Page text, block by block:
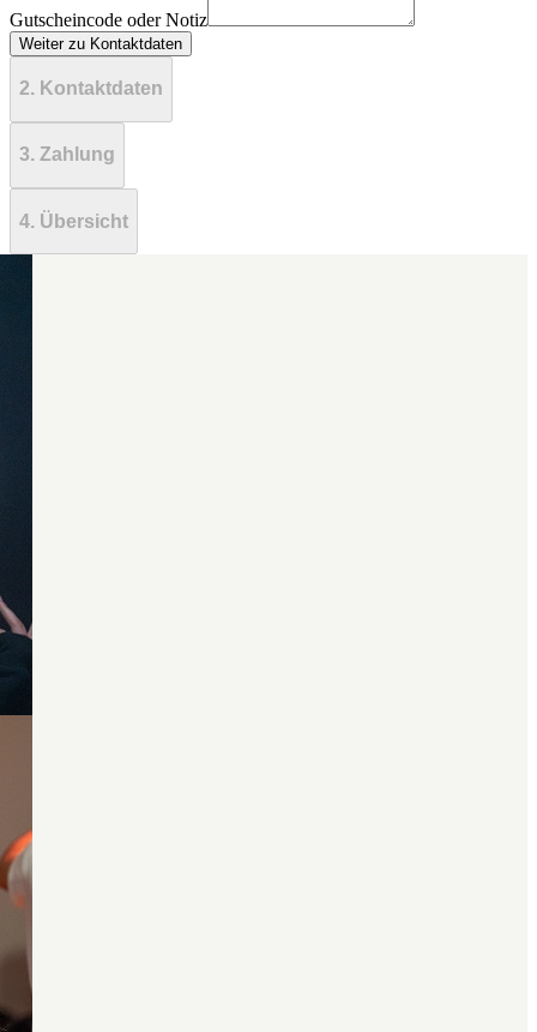
Gutscheincode oder Notiz
Weiter zu Kontaktdaten
2. Kontaktdaten
3. Zahlung
4. Übersicht